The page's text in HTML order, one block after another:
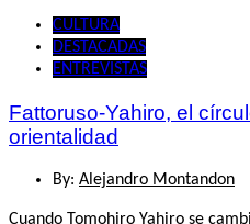
CULTURA
DESTACADAS
ENTREVISTAS
Fattoruso-Yahiro, el
orientalidad
By: Alejandro Montandon
Cuando Tomohiro Yahiro se